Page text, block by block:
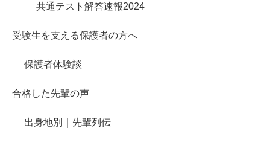
共通テスト解答速報2024
受験生を支える保護者の方へ
保護者体験談
合格した先輩の声
出身地別｜先輩列伝